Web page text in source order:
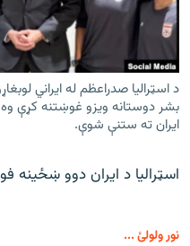
د اسټرالیا صدراعظم له ایراني
بشر دوستانه ویزو غوښتنه کړې
ایران ته ستنې شوې.
اسټرالیا د ایران دوو ښځینه
نور ولولئ ...